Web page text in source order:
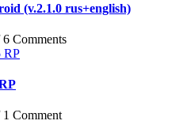
(v.2.1.0 rus+english)
6 Comments
1 Comment